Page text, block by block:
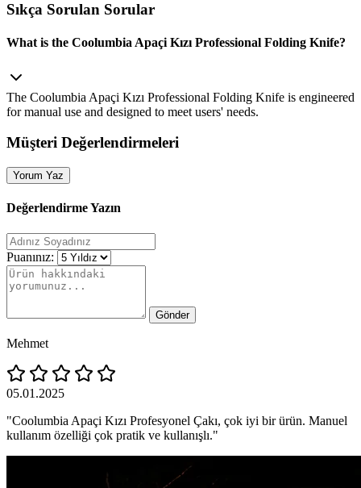
Sıkça Sorulan Sorular
What is the Coolumbia Apaçi Kızı Professional Folding Knife?
The Coolumbia Apaçi Kızı Professional Folding Knife is engineered
for manual use and designed to meet users' needs.
Müşteri Değerlendirmeleri
Yorum Yaz
Değerlendirme Yazın
Puanınız:
Gönder
Mehmet
05.01.2025
"Coolumbia Apaçi Kızı Profesyonel Çakı, çok iyi bir ürün. Manuel
kullanım özelliği çok pratik ve kullanışlı."